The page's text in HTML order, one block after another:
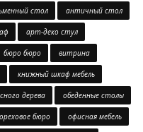
стол античный стол
арт-деко стул
бюро бюро витрина
книжный шкаф мебель
дерева обеденные столы
ореховое бюро офисная мебель